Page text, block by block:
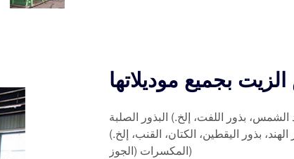
الشمس، بذور اللفت، إلخ.) البذور الصلبة
بذور اليقطين، الكتان، القنب، إلخ.)
المكسرات (الجوز)